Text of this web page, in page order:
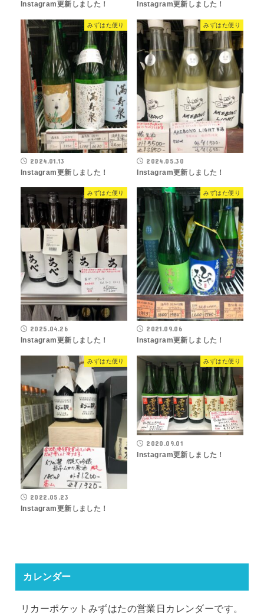
Instagram更新しました！ Instagram更新しました！
みずはた便り
2024.01.13
Instagram更新しました！
みずはた便り
2024.05.30
Instagram更新しました！
みずはた便り
2025.04.26
Instagram更新しました！
みずはた便り
2021.09.06
Instagram更新しました！
みずはた便り
2022.05.23
Instagram更新しました！
みずはた便り
2020.09.01
Instagram更新しました！
カレンダー
リカーポケットみずはたの営業日カレンダーです。